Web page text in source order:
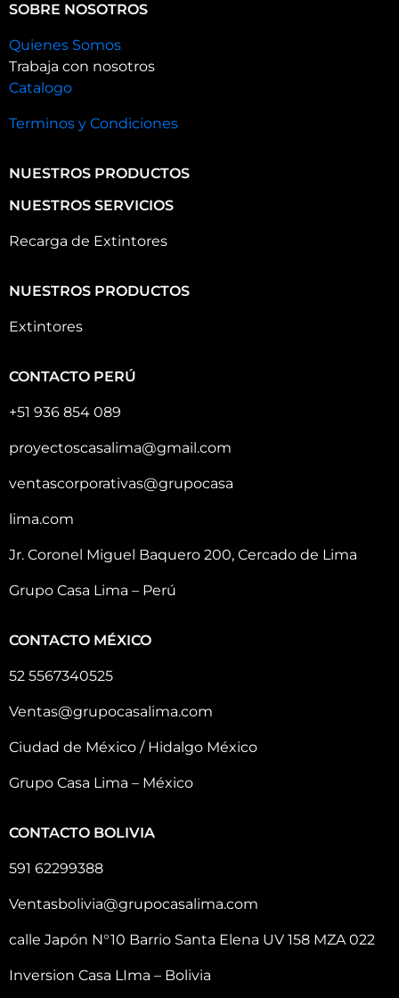
SOBRE NOSOTROS
Quienes Somos
Trabaja con nosotros
Catalogo
Terminos y Condiciones
NUESTROS PRODUCTOS
NUESTROS SERVICIOS
Recarga de Extintores
NUESTROS PRODUCTOS
Extintores
CONTACTO PERÚ
+51 936 854 089
proyectoscasalima@gmail.com
ventascorporativas@grupocasa
lima.com
Jr. Coronel Miguel Baquero 200, Cercado de Lima
Grupo Casa Lima – Perú
CONTACTO MÉXICO
52 5567340525
Ventas@grupocasalima.com
Ciudad de México / Hidalgo México
Grupo Casa Lima – México
CONTACTO BOLIVIA
591 62299388
Ventasbolivia@grupocasalima.com
calle Japón N°10 Barrio Santa Elena UV 158 MZA 022
Inversion Casa LIma – Bolivia